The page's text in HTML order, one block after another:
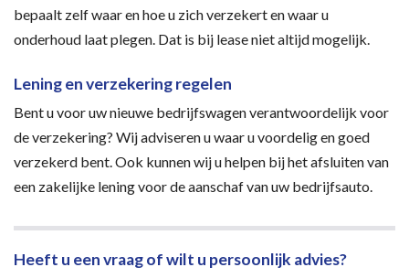
bepaalt zelf waar en hoe u zich verzekert en waar u
onderhoud laat plegen. Dat is bij lease niet altijd mogelijk.
Lening en verzekering regelen
Bent u voor uw nieuwe bedrijfswagen verantwoordelijk voor
de verzekering? Wij adviseren u waar u voordelig en goed
verzekerd bent. Ook kunnen wij u helpen bij het afsluiten van
een zakelijke lening voor de aanschaf van uw bedrijfsauto.
Heeft u een vraag of wilt u persoonlijk advies?